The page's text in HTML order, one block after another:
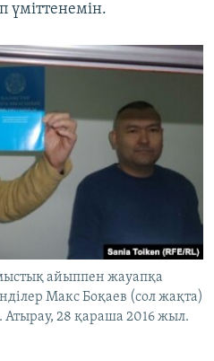
үміттенемін.
айыппен жауапқа
Макс Боқаев (сол жақта)
Атырау, 28 қараша 2016 жыл.